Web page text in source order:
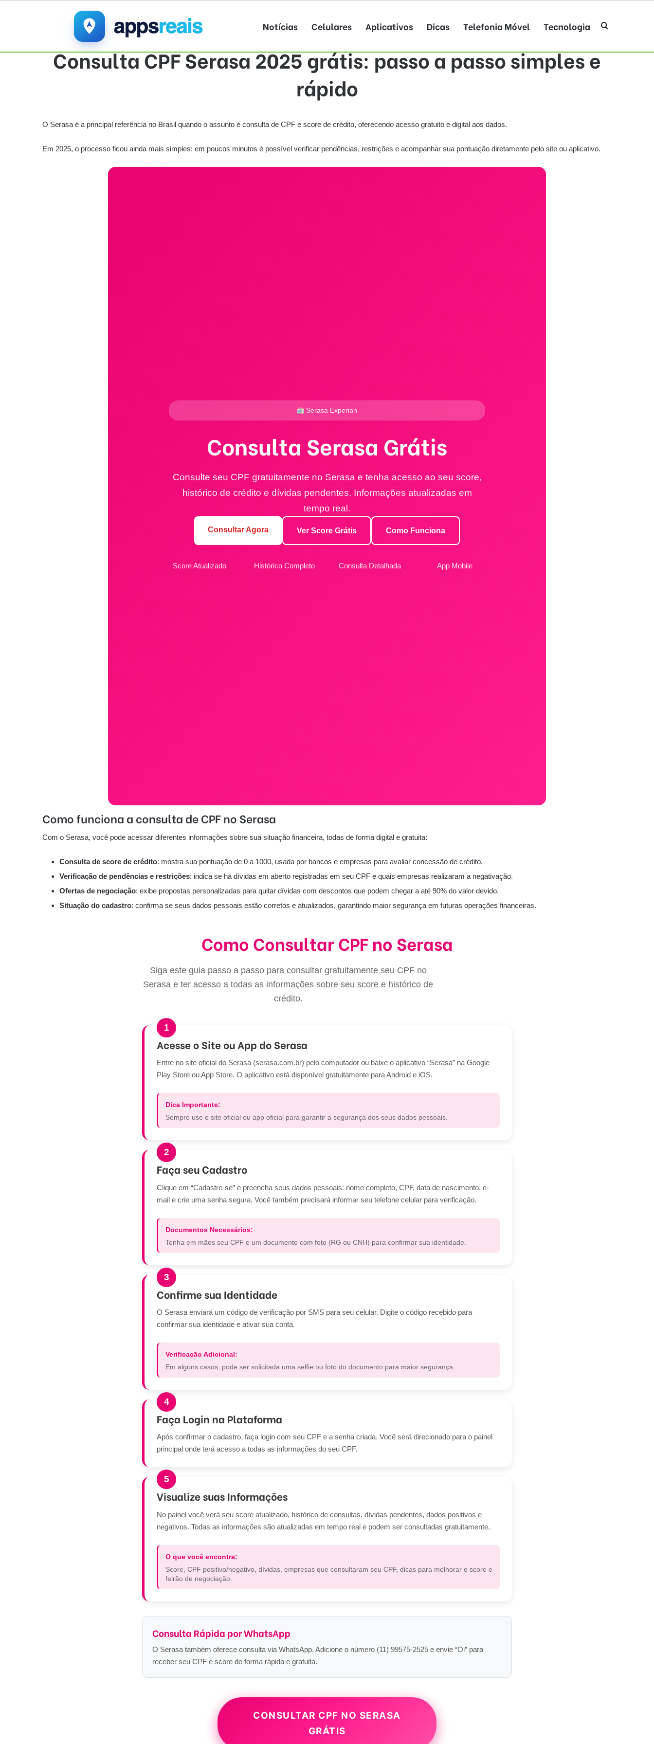
Notícias Celulares Aplicativos Dicas Telefonia Móvel Tecnologia
Consulta CPF Serasa 2025 grátis: passo a passo simples e
rápido
O Serasa é a principal referência no Brasil quando o assunto é consulta de CPF e score de crédito, oferecendo acesso gratuito e digital aos dados.
Em 2025, o processo ficou ainda mais simples: em poucos minutos é possível verificar pendências, restrições e acompanhar sua pontuação diretamente pelo site ou aplicativo.
Serasa Experian
Consulta Serasa Grátis
Consulte seu CPF gratuitamente no Serasa e tenha acesso ao seu score,
histórico de crédito e dívidas pendentes. Informações atualizadas em
tempo real.
Consultar Agora Ver Score Grátis Como Funciona
Score Atualizado Histórico Completo Consulta Detalhada App Mobile
Como funciona a consulta de CPF no Serasa
Com o Serasa, você pode acessar diferentes informações sobre sua situação financeira, todas de forma digital e gratuita:
Consulta de score de crédito: mostra sua pontuação de 0 a 1000, usada por bancos e empresas para avaliar concessão de crédito.
Verificação de pendências e restrições: indica se há dívidas em aberto registradas em seu CPF e quais empresas realizaram a negativação.
Ofertas de negociação: exibe propostas personalizadas para quitar dívidas com descontos que podem chegar a até 90% do valor devido.
Situação do cadastro: confirma se seus dados pessoais estão corretos e atualizados, garantindo maior segurança em futuras operações financeiras.
Como Consultar CPF no Serasa
Siga este guia passo a passo para consultar gratuitamente seu CPF no
Serasa e ter acesso a todas as informações sobre seu score e histórico de
crédito.
1
Acesse o Site ou App do Serasa
Entre no site oficial do Serasa (serasa.com.br) pelo computador ou baixe o aplicativo “Serasa” na Google
Play Store ou App Store. O aplicativo está disponível gratuitamente para Android e iOS.
Dica Importante:
Sempre use o site oficial ou app oficial para garantir a segurança dos seus dados pessoais.
2
Faça seu Cadastro
Clique em “Cadastre-se” e preencha seus dados pessoais: nome completo, CPF, data de nascimento, e-
mail e crie uma senha segura. Você também precisará informar seu telefone celular para verificação.
Documentos Necessários:
Tenha em mãos seu CPF e um documento com foto (RG ou CNH) para confirmar sua identidade.
3
Confirme sua Identidade
O Serasa enviará um código de verificação por SMS para seu celular. Digite o código recebido para
confirmar sua identidade e ativar sua conta.
Verificação Adicional:
Em alguns casos, pode ser solicitada uma selfie ou foto do documento para maior segurança.
4
Faça Login na Plataforma
Após confirmar o cadastro, faça login com seu CPF e a senha criada. Você será direcionado para o painel
principal onde terá acesso a todas as informações do seu CPF.
5
Visualize suas Informações
No painel você verá seu score atualizado, histórico de consultas, dívidas pendentes, dados positivos e
negativos. Todas as informações são atualizadas em tempo real e podem ser consultadas gratuitamente.
O que você encontra:
Score, CPF positivo/negativo, dívidas, empresas que consultaram seu CPF, dicas para melhorar o score e
feirão de negociação.
Consulta Rápida por WhatsApp
O Serasa também oferece consulta via WhatsApp. Adicione o número (11) 99575-2525 e envie “Oi” para
receber seu CPF e score de forma rápida e gratuita.
CONSULTAR CPF NO SERASA
GRÁTIS